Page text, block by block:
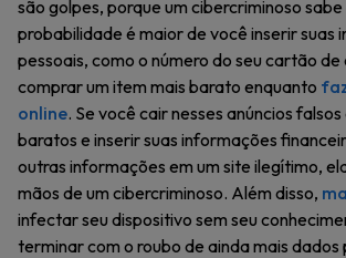
são golpes, porque um cibercriminoso sabe
probabilidade é maior de você inserir suas
pessoais, como o número do seu cartão
comprar um item mais barato enquanto
online. Se você cair nesses anúncios
baratos e inserir suas informações
outras informações em um site ilegítimo,
mãos de um cibercriminoso. Além disso,
infectar seu dispositivo sem seu
terminar com o roubo de ainda mais dados